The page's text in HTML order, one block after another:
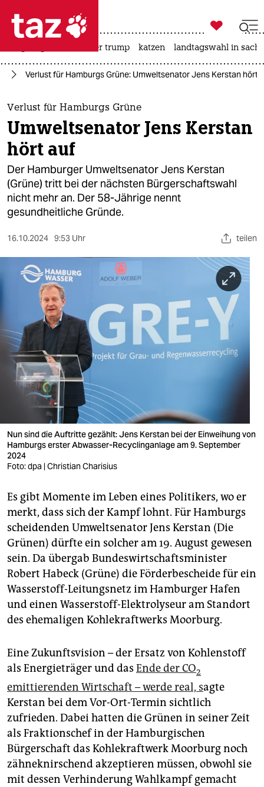
 taz zahl ich
taz zahl ich
themen
politik
öko
gesellschaft
kultur
sport
berlin
wahrheit
verlag
verlag
veranstaltungen
fragen & hilfe
unterstützen
genossenschaft
epaper login

taz zahl ich
usa unter trump katzen landtagswahl in
Verlust für Hamburgs Grüne: Umweltsenator Jens Kerstan hört
Verlust für Hamburgs Grüne
Umweltsenator Jens Kerstan
hört auf
Der Hamburger Umweltsenator Jens Kerstan
(Grüne) tritt bei der nächsten Bürgerschaftswahl
nicht mehr an. Der 58-Jährige nennt
gesundheitliche Gründe.
16.10.2024 9:53 Uhr teilen
Nun sind die Auftritte gezählt: Jens Kerstan bei der Einweihung von
Hamburgs erster Abwasser-Recyclinganlage am 9. September
2024
Foto: dpa | Christian Charisius
Es gibt Momente im Leben eines Politikers, wo er
merkt, dass sich der Kampf lohnt. Für Hamburgs
scheidenden Umweltsenator Jens Kerstan (Die
Grünen) dürfte ein solcher am 19. August gewesen
sein. Da übergab Bundeswirtschaftsminister
Robert Habeck (Grüne) die Förderbescheide für ein
Wasserstoff-Leitungsnetz im Hamburger Hafen
und einen Wasserstoff-Elektrolyseur am Standort
des ehemaligen Kohlekraftwerks Moorburg.
Eine Zukunftsvision – der Ersatz von Kohlenstoff
als Energieträger und das Ende der CO2
emittierenden Wirtschaft – werde real, sagte
Kerstan bei dem Vor-Ort-Termin sichtlich
zufrieden. Dabei hatten die Grünen in seiner Zeit
als Fraktionschef in der Hamburgischen
Bürgerschaft das Kohlekraftwerk Moorburg noch
zähneknirschend akzeptieren müssen, obwohl sie
mit dessen Verhinderung Wahlkampf gemacht